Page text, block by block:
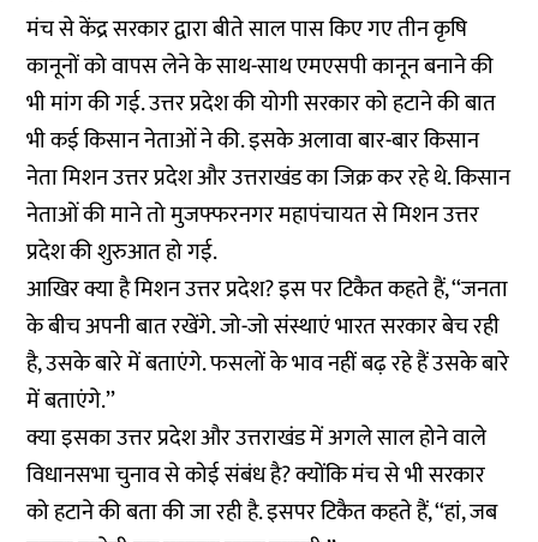
मंच से केंद्र सरकार द्वारा बीते साल पास किए गए तीन कृषि
कानूनों को वापस लेने के साथ-साथ एमएसपी कानून बनाने की
भी मांग की गई. उत्तर प्रदेश की योगी सरकार को हटाने की बात
भी कई किसान नेताओं ने की. इसके अलावा बार-बार किसान
नेता मिशन उत्तर प्रदेश और उत्तराखंड का जिक्र कर रहे थे. किसान
नेताओं की माने तो मुजफ्फरनगर महापंचायत से मिशन उत्तर
प्रदेश की शुरुआत हो गई.
आखिर क्या है मिशन उत्तर प्रदेश? इस पर टिकैत कहते हैं, ‘‘जनता
के बीच अपनी बात रखेंगे. जो-जो संस्थाएं भारत सरकार बेच रही
है, उसके बारे में बताएंगे. फसलों के भाव नहीं बढ़ रहे हैं उसके बारे
में बताएंगे.’’
क्या इसका उत्तर प्रदेश और उत्तराखंड में अगले साल होने वाले
विधानसभा चुनाव से कोई संबंध है? क्योंकि मंच से भी सरकार
को हटाने की बता की जा रही है. इसपर टिकैत कहते हैं, ‘‘हां, जब